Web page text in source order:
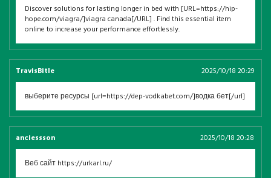
Discover solutions for lasting longer in bed with [URL=https://hip-
hope.com/viagra/]viagra canada[/URL] . Find this essential item
online to increase your performance effortlessly.
TravisBitle 2025/10/18 20:29
выберите ресурсы [url=https://dep-vodkabet.com/]водка бет[/url]
anciessson 2025/10/18 20:28
Веб сайт https://urkarl.ru/